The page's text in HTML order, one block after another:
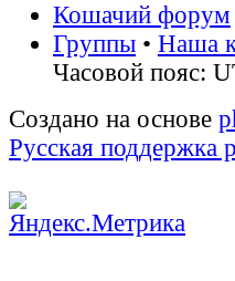
Кошачий форум
Группы • Наша
Часовой пояс:
Создано на основе
Русская поддержка